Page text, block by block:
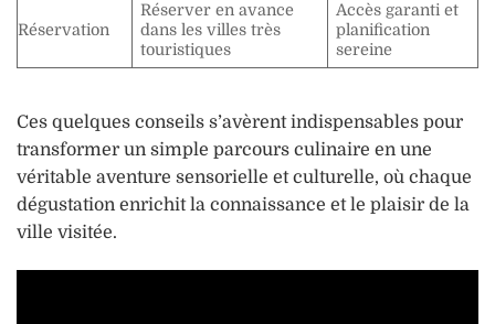
Réservation
Réserver en avance
dans les villes très
touristiques
Accès garanti et
planification
sereine
Ces quelques conseils s’avèrent indispensables pour
transformer un simple parcours culinaire en une
véritable aventure sensorielle et culturelle, où chaque
dégustation enrichit la connaissance et le plaisir de la
ville visitée.